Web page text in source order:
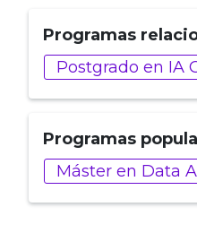
Programas
Postgrado en IA
Programas
Máster en Data